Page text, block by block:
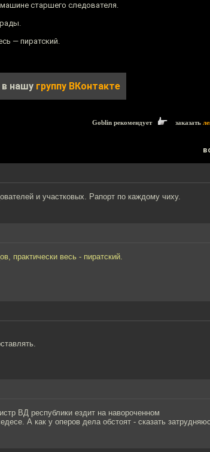
старшего следователя.
— пиратский.
в нашу группу ВКонтакте
Goblin рекомендует заказать
и участковых. Рапорт по каждому чиху.
практически весь - пиратский.
ВД республики ездит на навороченном
А как у оперов дела обстоят - сказать